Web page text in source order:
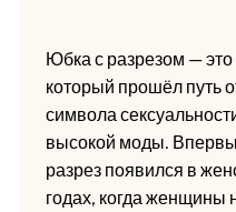
Юбка с разрезом —
который прошёл путь
символа
высокой моды.
разрез появился в
годах, когда женщины